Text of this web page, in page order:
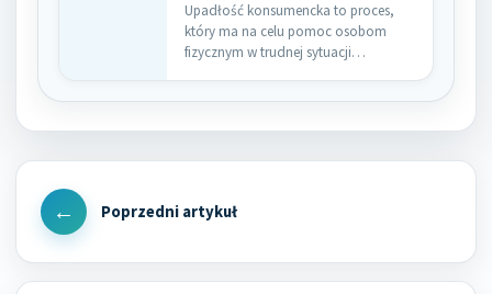
Upadłość konsumencka to proces,
który ma na celu pomoc osobom
fizycznym w trudnej sytuacji
Nawigacja
wpisu
Previous